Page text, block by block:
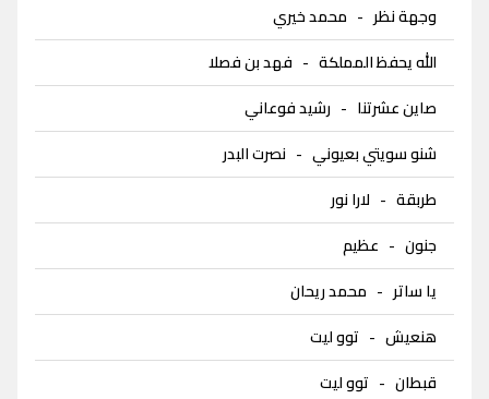
وجهة نظر- محمد خيري
الله يحفظ المملكة - فهد بن فصلا
صاين عشرتنا - رشيد فوعاني
شنو سويتي بعيوني - نصرت البدر
طربقة - لارا نور
جنون - عظيم
يا ساتر- محمد ريحان
هنعيش - توو ليت
قبطان - توو ليت